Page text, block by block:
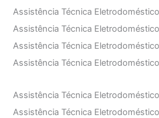
Assistência Técnica
Assistência Técnica
Assistência Técnica
Assistência Técnica
Assistência Técnica
Assistência Técnica